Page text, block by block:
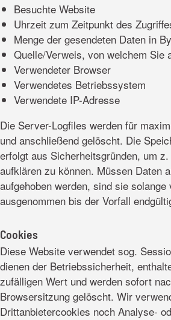
Besuchte Website
Uhrzeit zum Zeitpunkt des
Menge der gesendeten Daten in
Quelle/Verweis, von welchem Sie
Verwendeter Browser
Verwendetes Betriebssystem
Verwendete IP-Adresse
Die Server-Logfiles werden für
und anschließend gelöscht. Die
erfolgt aus Sicherheitsgründen, um
aufklären zu können. Müssen Daten
aufgehoben werden, sind sie
ausgenommen bis der Vorfall
Cookies
Diese Website verwendet sog.
dienen der Betriebssicherheit,
zufälligen Wert und werden sofort
Browsersitzung gelöscht. Wir
Drittanbietercookies noch Analyse-